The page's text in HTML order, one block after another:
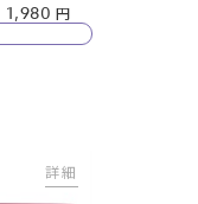
1,980
詳細